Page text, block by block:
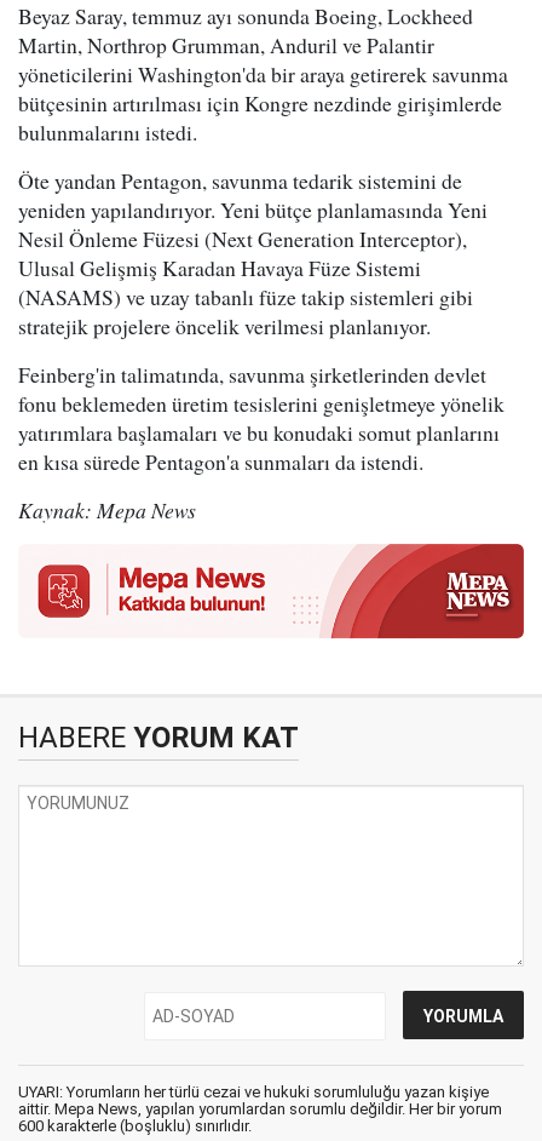
Beyaz Saray, temmuz ayı sonunda Boeing, Lockheed
Martin, Northrop Grumman, Anduril ve Palantir
yöneticilerini Washington'da bir araya getirerek savunma
bütçesinin artırılması için Kongre nezdinde girişimlerde
bulunmalarını istedi.
Öte yandan Pentagon, savunma tedarik sistemini de
yeniden yapılandırıyor. Yeni bütçe planlamasında Yeni
Nesil Önleme Füzesi (Next Generation Interceptor),
Ulusal Gelişmiş Karadan Havaya Füze Sistemi
(NASAMS) ve uzay tabanlı füze takip sistemleri gibi
stratejik projelere öncelik verilmesi planlanıyor.
Feinberg'in talimatında, savunma şirketlerinden devlet
fonu beklemeden üretim tesislerini genişletmeye yönelik
yatırımlara başlamaları ve bu konudaki somut planlarını
en kısa sürede Pentagon'a sunmaları da istendi.
Kaynak: Mepa News
HABERE YORUM KAT
UYARI: Yorumların her türlü cezai ve hukuki sorumluluğu yazan kişiye
aittir. Mepa News, yapılan yorumlardan sorumlu değildir. Her bir yorum
600 karakterle (boşluklu) sınırlıdır.